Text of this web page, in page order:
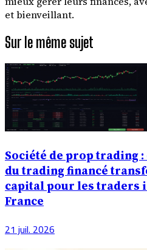
et bienveillant.
Sur le même sujet
Société de prop trading
du trading financé
capital pour les traders
France
21 juil. 2026